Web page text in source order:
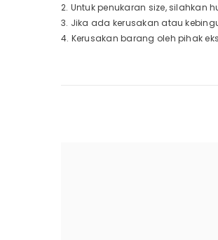
2. Untuk penukaran size, silahkan
3. Jika ada kerusakan atau
4. Kerusakan barang oleh pihak